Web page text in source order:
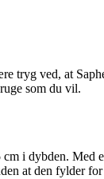
tryg ved, at
som du vil.
i dybden. Med
at den fylder for